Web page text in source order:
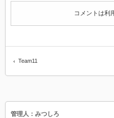
コメントは利
Team11
管理人：みつしろ